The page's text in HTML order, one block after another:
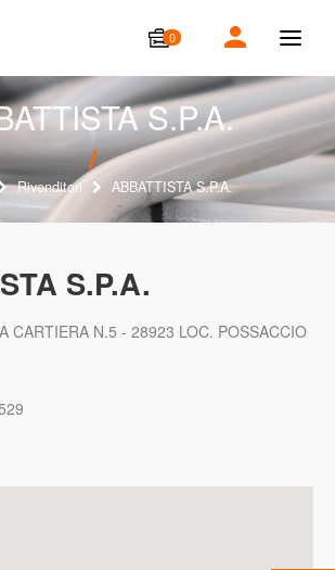
0
T
g
g
l
n
a
v
i
o
S.P.A.
Rivenditori ABBATTISTA S.P.A.
S.P.A.
CARTIERA N.5 - 28923 LOC. POSSACCIO